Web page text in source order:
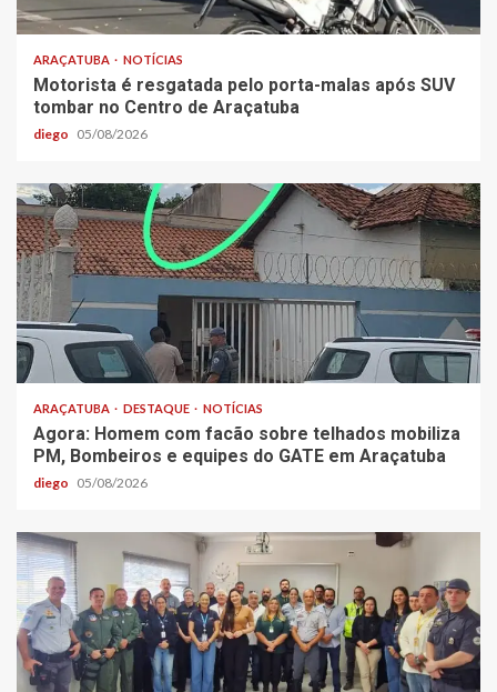
ARAÇATUBA NOTÍCIAS
Motorista é resgatada pelo porta-malas após SUV
tombar no Centro de Araçatuba
diego 05/08/2026
ARAÇATUBA DESTAQUE NOTÍCIAS
Agora: Homem com facão sobre telhados mobiliza
PM, Bombeiros e equipes do GATE em Araçatuba
diego 05/08/2026